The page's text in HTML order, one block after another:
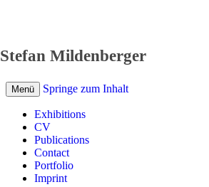
Stefan Mildenberger
Menü Springe zum Inhalt
Exhibitions
CV
Publications
Contact
Portfolio
Imprint